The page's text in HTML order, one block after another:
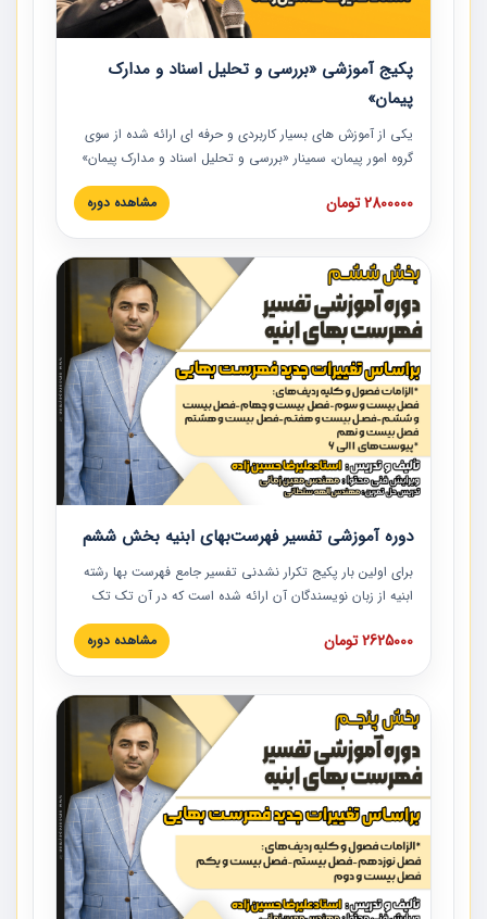
پکیج آموزشی «بررسی و تحلیل اسناد و مدارک
پیمان»
یکی از آموزش‏‏‏‏‏‏ های بسیار کاربردی و حرفه‏ ای ارائه شده از سوی
گروه امور پیمان، سمینار «بررسی و تحلیل اسناد و مدارک پیمان»
است که در دانشگاه صنعتی شریف ارائه شد. در این آموزش
نکات کلیدی مربوط به اسناد و مدارک پیمان، اولویت بندی اسناد
پیمان به همراه تجربیات عملی در این خصوص ارائه شده است.
2800000 تومان مشاهده دوره
دوره آموزشی تفسیر فهرست‌بهای ابنیه بخش ششم
برای اولین بار پکیج تکرار نشدنی تفسیر جامع فهرست بها رشته
ابنیه از زبان نویسندگان آن ارائه شده است که در آن تک تک
ردیف ها و مطالب فهرست بها تفسیر و ارائه شده است. این
دوره به صورت کامل تصویری بوده و به همراه تصاویر عملیات
دوره با کلام مهندس علیرضاحسین‌زاده مدیر پروژه مهندسی
مشاور در امر بازنگری فهرست بها رشته ابنیه ارائه شده و به تمام
همکارانی که در حوزه صنعت ساخت در حال فعالیت هستند حتما
توصیه می کنیم از مطالب این دوره استفاده نمایند.
2625000 تومان مشاهده دوره